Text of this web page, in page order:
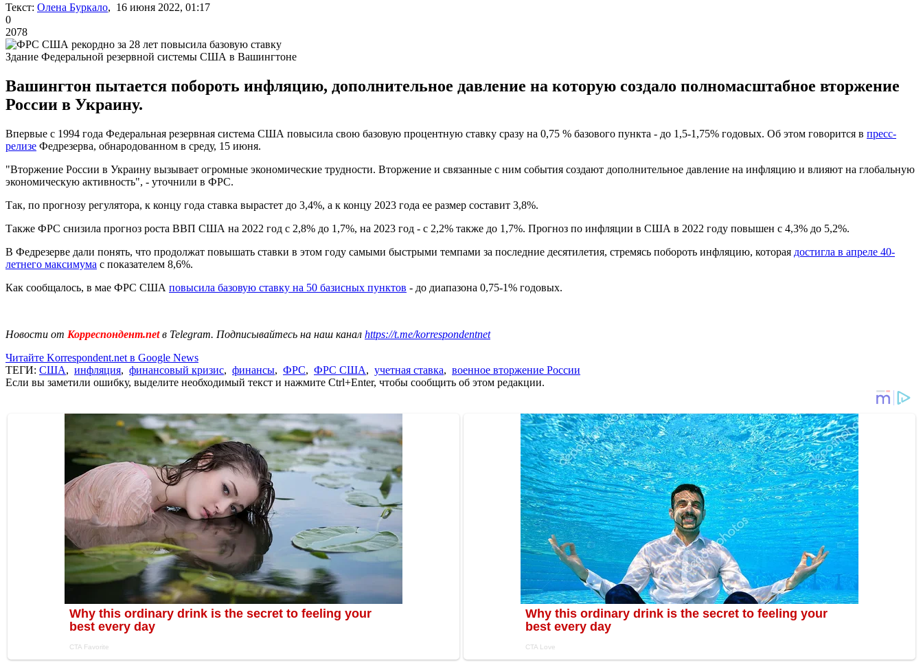
Текст: Олена Буркало, 16 июня 2022, 01:17
0
2078
Здание Федеральной резервной системы США в Вашингтоне
Вашингтон пытается побороть инфляцию, дополнительное давление на которую создало полномасштабное вторжение
России в Украину.
Впервые с 1994 года Федеральная резервная система США повысила свою базовую процентную ставку сразу на 0,75 % базового пункта - до 1,5-1,75% годовых. Об этом говорится в пресс-
релизе Федрезерва, обнародованном в среду, 15 июня.
"Вторжение России в Украину вызывает огромные экономические трудности. Вторжение и связанные с ним события создают дополнительное давление на инфляцию и влияют на глобальную
экономическую активность", - уточнили в ФРС.
Так, по прогнозу регулятора, к концу года ставка вырастет до 3,4%, а к концу 2023 года ее размер составит 3,8%.
Также ФРС снизила прогноз роста ВВП США на 2022 год с 2,8% до 1,7%, на 2023 год - с 2,2% также до 1,7%. Прогноз по инфляции в США в 2022 году повышен с 4,3% до 5,2%.
В Федрезерве дали понять, что продолжат повышать ставки в этом году самыми быстрыми темпами за последние десятилетия, стремясь побороть инфляцию, которая достигла в апреле 40-
летнего максимума с показателем 8,6%.
Как сообщалось, в мае ФРС США повысила базовую ставку на 50 базисных пунктов - до диапазона 0,75-1% годовых.
Новости от Корреспондент.netв Telegram. Подписывайтесь на наш канал https://t.me/korrespondentnet
Читайте Korrespondent.net в Google News
ТЕГИ: США, инфляция, финансовый кризис, финансы, ФРС, ФРС США, учетная ставка, военное вторжение России
Если вы заметили ошибку, выделите необходимый текст и нажмите Ctrl+Enter, чтобы сообщить об этом редакции.